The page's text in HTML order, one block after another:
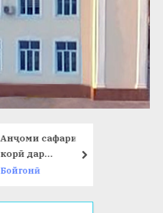
Анҷоми сафари
корӣ дар
Ҷумҳурии
Бойгонӣ
next